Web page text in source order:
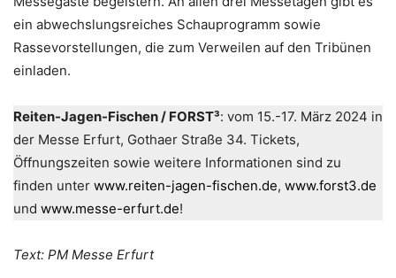
ein abwechslungsreiches Schauprogramm sowie
Rassevorstellungen, die zum Verweilen auf den Tribünen
einladen.
Reiten-Jagen-Fischen / FORST³: vom 15.-17. März 2024 in
der Messe Erfurt, Gothaer Straße 34. Tickets,
Öffnungszeiten sowie weitere Informationen sind zu
finden unter www.reiten-jagen-fischen.de, www.forst3.de
und www.messe-erfurt.de!
Text: PM Messe Erfurt